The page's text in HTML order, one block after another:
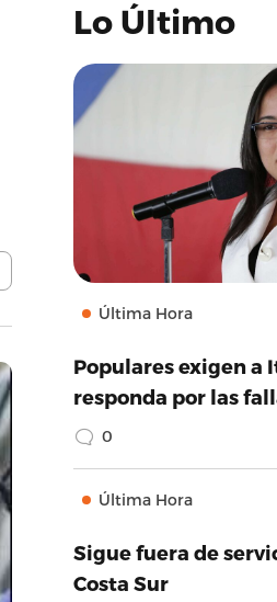
Lo Último
Última Hora
Populares exigen a
responda por las
0
Última Hora
Sigue fuera de
Costa Sur